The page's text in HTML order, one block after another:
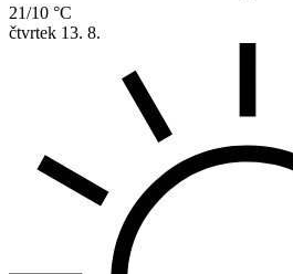
21/10 °C
čtvrtek 13. 8.